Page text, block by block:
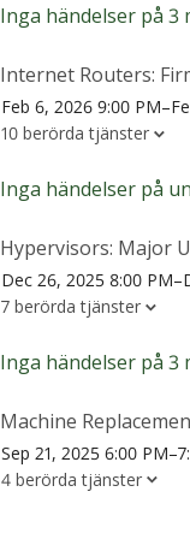
Inga händelser på 3
Internet Routers:
Feb 6, 2026 9:00
10 berörda tjänster
Inga händelser på
Hypervisors: Major
Dec 26, 2025 8:00
7 berörda tjänster
Inga händelser på 3
Machine
Sep 21, 2025 6:00
4 berörda tjänster